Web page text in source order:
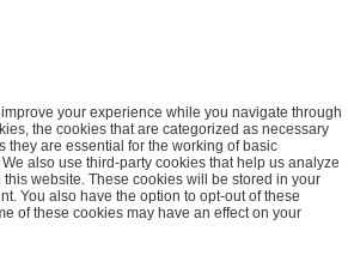
your experience while you navigate through
the cookies that are categorized as necessary
they are essential for the working of basic
also use third-party cookies that help us analyze
website. These cookies will be stored in your
You also have the option to opt-out of these
of these cookies may have an effect on your